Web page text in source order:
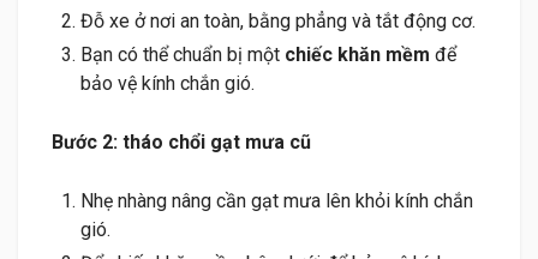
Đỗ xe ở nơi an toàn, bằng phẳng và tắt động cơ.
Bạn có thể chuẩn bị một chiếc khăn mềm để
bảo vệ kính chắn gió.
Bước 2: tháo chổi gạt mưa cũ
Nhẹ nhàng nâng cần gạt mưa lên khỏi kính chắn
gió.